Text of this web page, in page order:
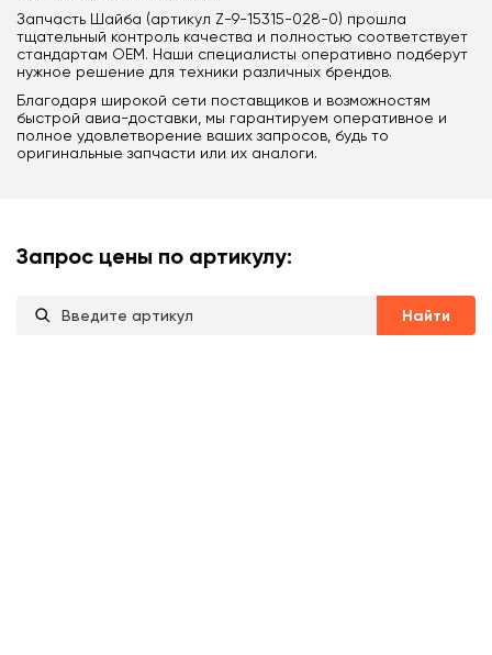
Запчасть Шайба (артикул Z-9-15315-028-0) прошла
тщательный контроль качества и полностью соответствует
стандартам OEM. Наши специалисты оперативно подберут
нужное решение для техники различных брендов.
Благодаря широкой сети поставщиков и возможностям
быстрой авиа-доставки, мы гарантируем оперативное и
полное удовлетворение ваших запросов, будь то
оригинальные запчасти или их аналоги.
Запрос цены по артикулу:
Найти